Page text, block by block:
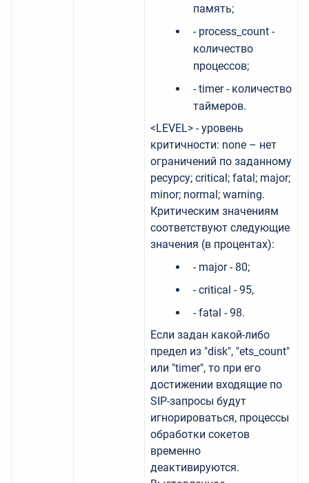
память;
- process_count -
количество
процессов;
- timer - количество
таймеров.
<LEVEL> - уровень
критичности: none – нет
ограничений по заданному
ресурсу; critical; fatal; major;
minor; normal; warning.
Критическим значениям
соответствуют следующие
значения (в процентах):
- major - 80;
- critical - 95,
- fatal - 98.
Если задан какой-либо
предел из "disk", "ets_count"
или "timer", то при его
достижении входящие по
SIP-запросы будут
игнорироваться, процессы
обработки сокетов
временно
деактивируются.